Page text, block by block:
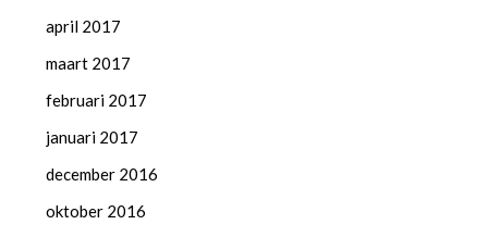
april 2017
maart 2017
februari 2017
januari 2017
december 2016
oktober 2016